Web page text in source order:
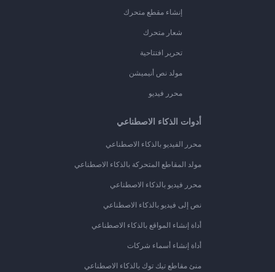
إنشاء مقطع متحرك
شعار متحرك
تحرير افتتاحية
مولد نص أنيميشن
محرر فيديو
أدوات الذكاء الاصطناعي
محرر الفيديو بالذكاء الاصطناعي
مولد المقاطع المتحركة بالذكاء الاصطناعي
محرر فيديو بالذكاء الاصطناعي
نص إلى فيديو بالذكاء الاصطناعي
أداة إنشاء المواقع بالذكاء الاصطناعي
أداة إنشاء أسماء شركات
منئ مقاطع تيك توك بالذكاء الاصطناعي